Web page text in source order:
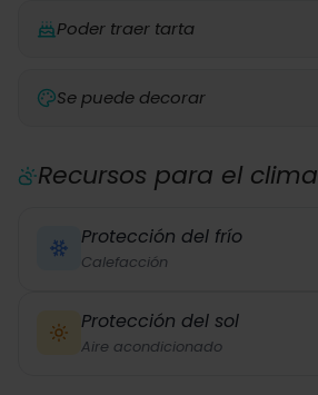
Poder traer tarta
Se puede decorar
Recursos para el clima
Protección del frío
Calefacción
Protección del sol
Aire acondicionado